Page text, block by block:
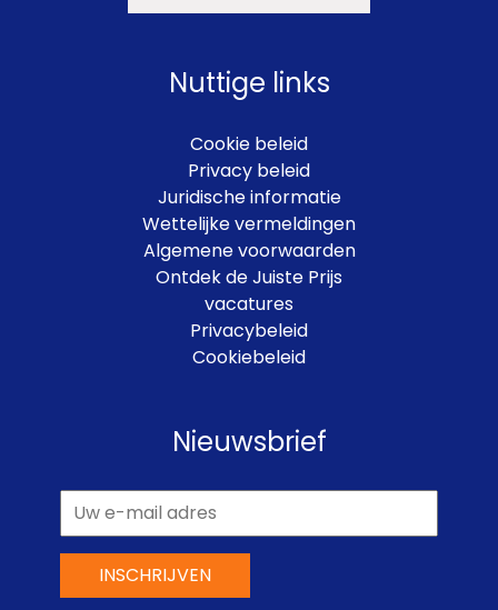
Nuttige links
Cookie beleid
Privacy beleid
Juridische informatie
Wettelijke vermeldingen
Algemene voorwaarden
Ontdek de Juiste Prijs
vacatures
Privacybeleid
Cookiebeleid
Nieuwsbrief
INSCHRIJVEN